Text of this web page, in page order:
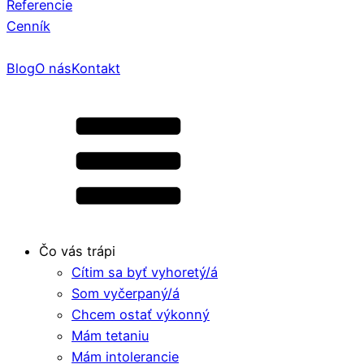
Referencie
Cenník
BlogO násKontakt
Čo vás trápi
Cítim sa byť vyhoretý/á
Som vyčerpaný/á
Chcem ostať výkonný
Mám tetaniu
Mám intolerancie